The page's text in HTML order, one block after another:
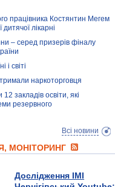
працівника Костянтин Мегем
лікарні
– серед призерів фіналу
і світі
наркоторговця
закладів освіти, які
резервного
Всі новини
МОНІТОРИНГ
Дослідження ІМІ